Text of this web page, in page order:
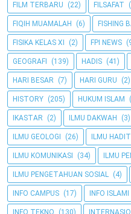
FILM TERBARU (22) FILSAFAT
FIQIH MUAMALAH (6) FISHING
FISIKA KELAS XI (2) FPI NEWS
GEOGRAFI (139) HADIS (41)
HARI BESAR (7) HARI GURU (2)
HISTORY (205) HUKUM ISLAM
IKASTAR (2) ILMU DAKWAH (3)
ILMU GEOLOGI (26) ILMU
ILMU KOMUNIKASI (34) ILMU
ILMU PENGETAHUAN SOSIAL (4)
INFO CAMPUS (17) INFO ISLAMI
INFO TEKNO (130)